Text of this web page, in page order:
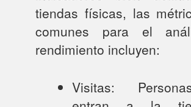
tiendas físicas, las
comunes para el
rendimiento incluyen:
Visitas: